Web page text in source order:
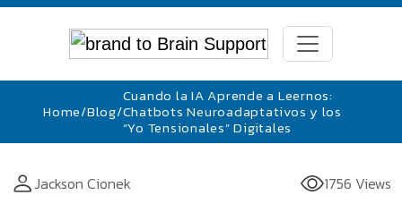
Home/Blog/
Cuando la IA Aprende a Leernos:
Chatbots Neuroadaptativos y los
“Yo Tensionales” Digitales
Jackson Cionek 1756 Views